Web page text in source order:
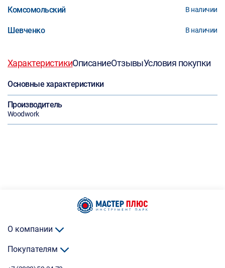
Комсомольский В наличии
Шевченко В наличии
ХарактеристикиОписаниеОтзывыУсловия покупки
Основные характеристики
Производитель
Woodwork
О компании
Покупателям